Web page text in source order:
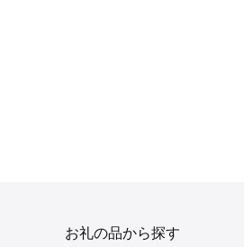
お礼の品から探す